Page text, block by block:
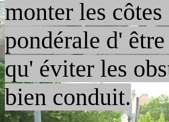
monter les
pondérale d'
qu' éviter les
bien conduit.